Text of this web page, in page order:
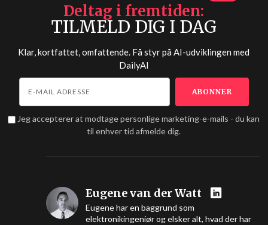
Deltag i fremtiden
TILMELD DIG I DAG
Klar, kortfattet, omfattende. Få styr på AI-udviklingen med
DailyAI
Jeg accepterer at modtage personlige marketing-e-mails - du kan
til enhver tid afmelde dig.
Eugene van der Watt
Eugene har en baggrund som
elektronikingeniør og elsker alt, hvad der har